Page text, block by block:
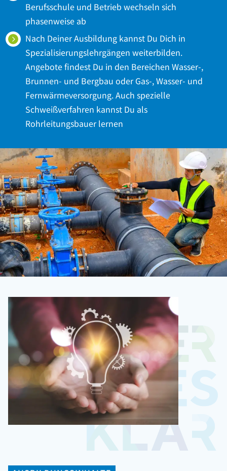
Berufsschule und Betrieb wechseln sich
phasenweise ab
Nach Deiner Ausbildung kannst Du Dich in
Spezialisierungslehrgängen weiterbilden.
Angebote findest Du in den Bereichen Wasser-,
Brunnen- und Bergbau oder Gas-, Wasser- und
Fernwärmeversorgung. Auch spezielle
Schweißverfahren kannst Du als
Rohrleitungsbauer lernen